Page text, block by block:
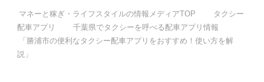
マネーと稼ぎ・ライフスタイルの情報メディアTOP
タクシー
配車アプリ
千葉県でタクシーを呼べる配車アプリ情報
「勝浦市の便利なタクシー配車アプリをおすすめ！使い方を解
説」